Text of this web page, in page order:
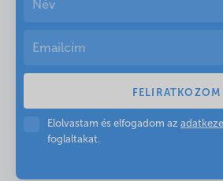
Elolvastam és elfogadom az
foglaltakat.